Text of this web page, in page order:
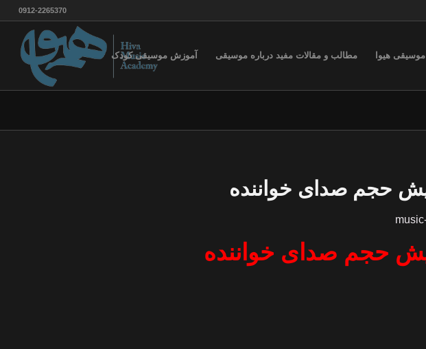
0912-2265370
هیوا مطالب و مقالات مفید درباره موسیقی آموزش موسیقی کودک
حجم صدای خواننده
حجم صدای خواننده